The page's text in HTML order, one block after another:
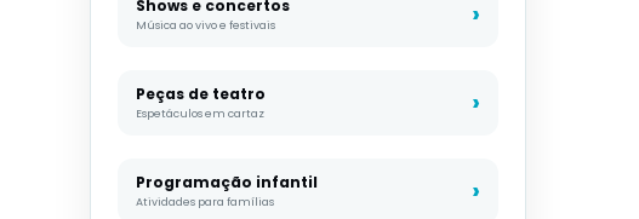
Shows e concertos
Música ao vivo e festivais
Peças de teatro
Espetáculos em cartaz
Programação infantil
Atividades para famílias